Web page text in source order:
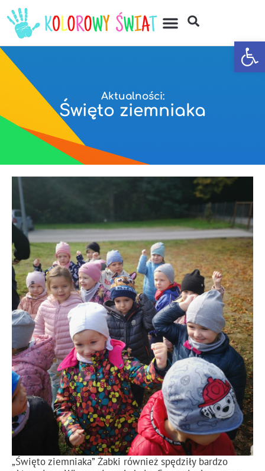
Aktualności:
Święto ziemniaka
„Święto ziemniaka” Żabki również spędziły bardzo